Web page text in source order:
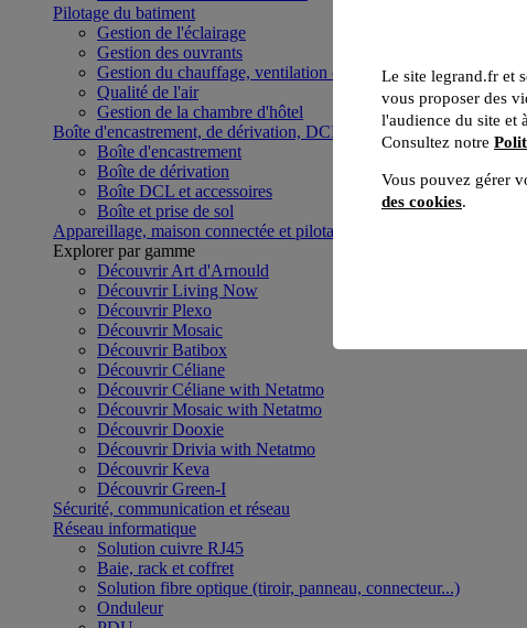
Pilotage du batiment
Gestion de l'éclairage
Gestion des ouvrants
Gestion du chauffage, ventilation et climatisation
Qualité de l'air
Gestion de la chambre d'hôtel
Boîte d'encastrement, de dérivation, DCL et boîte de sol
Boîte d'encastrement
Boîte de dérivation
Boîte DCL et accessoires
Boîte et prise de sol
Appareillage, maison connectée et pilotage du bâtiment
Explorer par gamme
Découvrir Art d'Arnould
Découvrir Living Now
Découvrir Plexo
Découvrir Mosaic
Découvrir Batibox
Découvrir Céliane
Découvrir Céliane with Netatmo
Découvrir Mosaic with Netatmo
Découvrir Dooxie
Découvrir Drivia with Netatmo
Découvrir Keva
Découvrir Green-I
Sécurité, communication et réseau
Réseau informatique
Solution cuivre RJ45
Baie, rack et coffret
Solution fibre optique (tiroir, panneau, connecteur...)
Onduleur
Le site legrand.fr et
vous proposer des
l'audience du site et
Consultez notre
Vous pouvez gérer
des cookies.